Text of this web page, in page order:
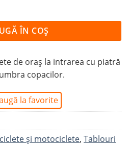
DE BICICLETE
ÎN COȘ
de oraș la intrarea cu piatră
copacilor.
la favorite
şi motociclete, Tablouri